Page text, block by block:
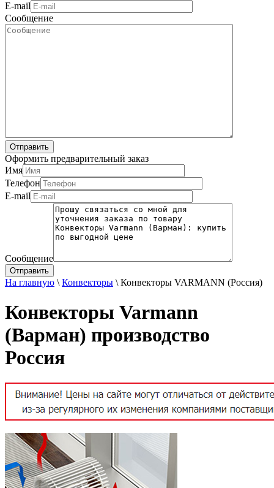
E-mail
Сообщение
Оформить предварительный заказ
Имя
Телефон
E-mail
Сообщение
На главную \ Конвекторы \ Конвекторы VARMANN (Россия)
Конвекторы Varmann
(Варман) производство
Россия